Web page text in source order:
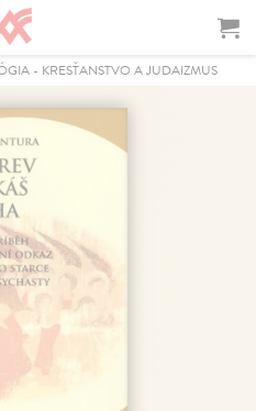
- KRESŤANSTVO A JUDAIZMUS